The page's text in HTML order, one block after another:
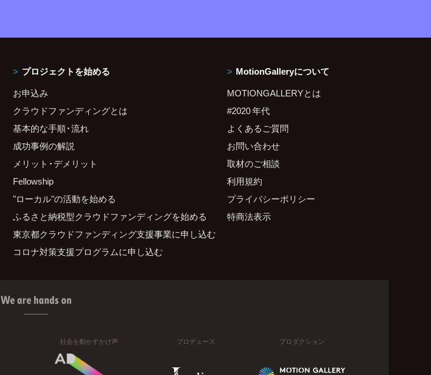
プロジェクトを始める
お申込み
クラウドファンディングとは
基本的な手順・流れ
成功事例の解説
メリット・デメリット
Fellowship
"ローカル"の活動を始める
ふるさと納税型クラウドファンディングを始める
東京都クラウドファンディング支援事業に申し込む
コロナ対策支援プログラムに申し込む
MotionGalleryについて
MOTIONGALLERYとは
#2020 年代
よくあるご質問
お問い合わせ
取材のご相談
利用規約
プライバシーポリシー
特商法表示
We are hands on
社会を動かすかけ声 プロデュース プロダクション